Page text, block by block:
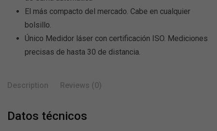
El más compacto del mercado. Cabe en cualquier
bolsillo.
Único Medidor láser con certificación ISO. Mediciones
precisas de hasta 30 de distancia.
Description Reviews (0)
Datos técnicos